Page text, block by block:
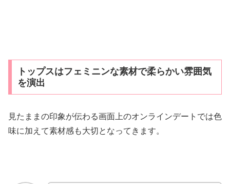
トップスはフェミニンな素材で柔らかい雰囲気
を演出
見たままの印象が伝わる画面上のオンラインデートでは色
味に加えて素材感も大切となってきます。